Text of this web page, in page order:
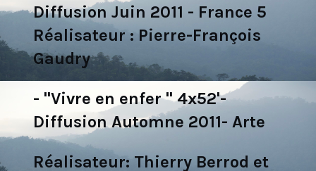
Diffusion Juin 2011 - France 5
Réalisateur : Pierre-François
Gaudry
- "Vivre en enfer " 4x52'-
Diffusion Automne 2011- Arte
Réalisateur: Thierry Berrod et